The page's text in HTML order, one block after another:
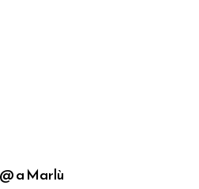
a Marlù